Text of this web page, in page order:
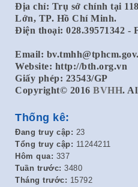
Địa chỉ: Trụ sở chính tại
Lớn, TP. Hồ Chí Minh.
Điện thoại: 028.39571342 -
Email:
Website: http://bth.org.vn
Giấy phép: 23543/GP
Copyright© 2016 BVHH.
Thống kê:
Đang truy cập: 23
Tổng truy cập: 11244211
Hôm qua: 337
Tuần trước: 3480
Tháng trước: 15792